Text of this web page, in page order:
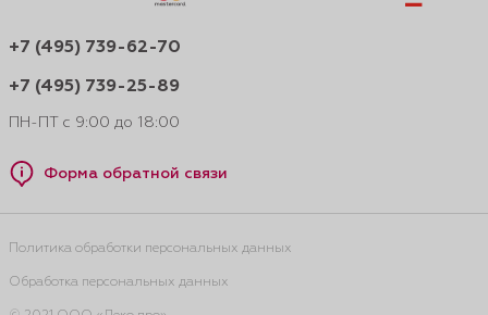
+7 (495) 739-62-70
+7 (495) 739-25-89
ПН-ПТ с 9:00 до 18:00
Форма обратной связи
Политика обработки персональных данных
Обработка персональных данных